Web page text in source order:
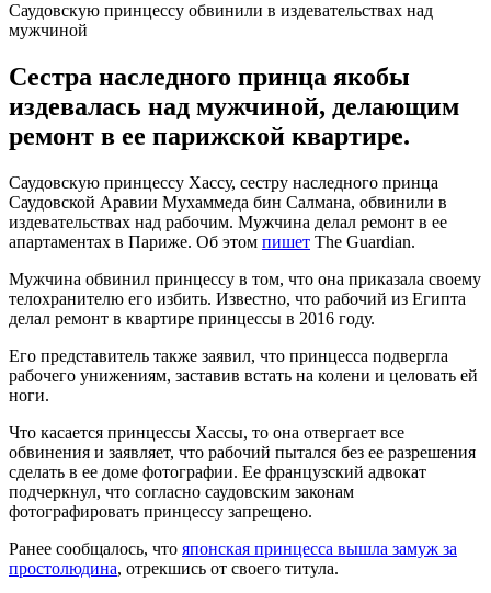
Саудовскую принцессу обвинили в издевательствах над
мужчиной
Сестра наследного принца якобы
издевалась над мужчиной, делающим
ремонт в ее парижской квартире.
Саудовскую принцессу Хассу, сестру наследного принца
Саудовской Аравии Мухаммеда бин Салмана, обвинили в
издевательствах над рабочим. Мужчина делал ремонт в ее
апартаментах в Париже. Об этом пишет The Guardian.
Мужчина обвинил принцессу в том, что она приказала своему
телохранителю его избить. Известно, что рабочий из Египта
делал ремонт в квартире принцессы в 2016 году.
Его представитель также заявил, что принцесса подвергла
рабочего унижениям, заставив встать на колени и целовать ей
ноги.
Что касается принцессы Хассы, то она отвергает все
обвинения и заявляет, что рабочий пытался без ее разрешения
сделать в ее доме фотографии. Ее французский адвокат
подчеркнул, что согласно саудовским законам
фотографировать принцессу запрещено.
Ранее сообщалось, что японская принцесса вышла замуж за
простолюдина, отрекшись от своего титула.